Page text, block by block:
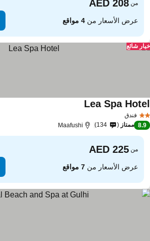
من
عرض الأسعار من4 مواقع
شائع
فندق
Lea Spa
8.9 ممتاز 134
Maafushi
من
عرض الأسعار من7 مواقع